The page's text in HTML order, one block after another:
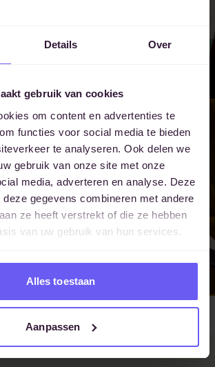
Details Over
gebruik van cookies
om content en advertenties te
functies voor social media te bieden
te analyseren. Ook delen we
gebruik van onze site met onze
media, adverteren en analyse. Deze
deze gegevens combineren met andere
ze heeft verstrekt of die ze hebben
van uw gebruik van hun services.
Alles toestaan
Aanpassen
traject op
maat
adviesgesprek aan.